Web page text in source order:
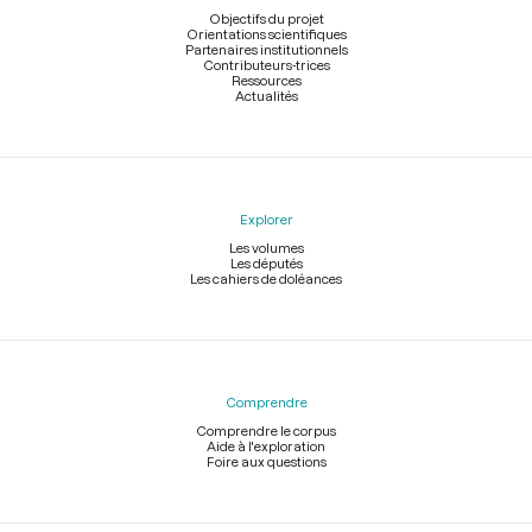
Objectifs du projet
Orientations scientifiques
Partenaires institutionnels
Contributeurs-trices
Ressources
Actualités
Explorer
Les volumes
Les députés
Les cahiers de doléances
Comprendre
Comprendre le corpus
Aide à l'exploration
Foire aux questions